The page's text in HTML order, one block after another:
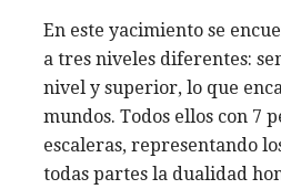
En este yacimiento se
a tres niveles diferentes:
nivel y superior, lo que
mundos. Todos ellos con 7
escaleras, representando
todas partes la dualidad